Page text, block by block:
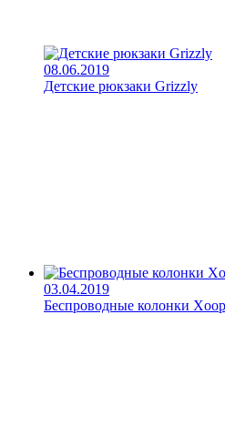
08.06.2019
Детские рюкзаки Grizzly
03.04.2019
Беспроводные колонки